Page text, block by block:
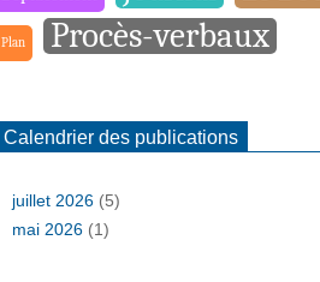
Plan Procès-verbaux
Calendrier des publications
juillet 2026(5)
mai 2026(1)